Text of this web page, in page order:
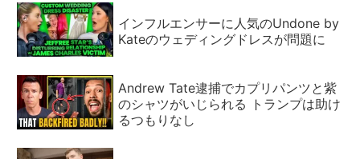
インフルエンサーに人気のUndone by
Kateのウェディングドレスが問題に
Andrew Tate逮捕でカプリパンツと紫
のシャツがいじられる トランプは助け
るつもりなし